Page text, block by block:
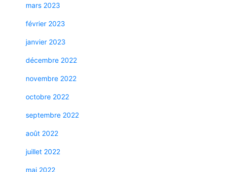
mars 2023
février 2023
janvier 2023
décembre 2022
novembre 2022
octobre 2022
septembre 2022
août 2022
juillet 2022
mai 2022